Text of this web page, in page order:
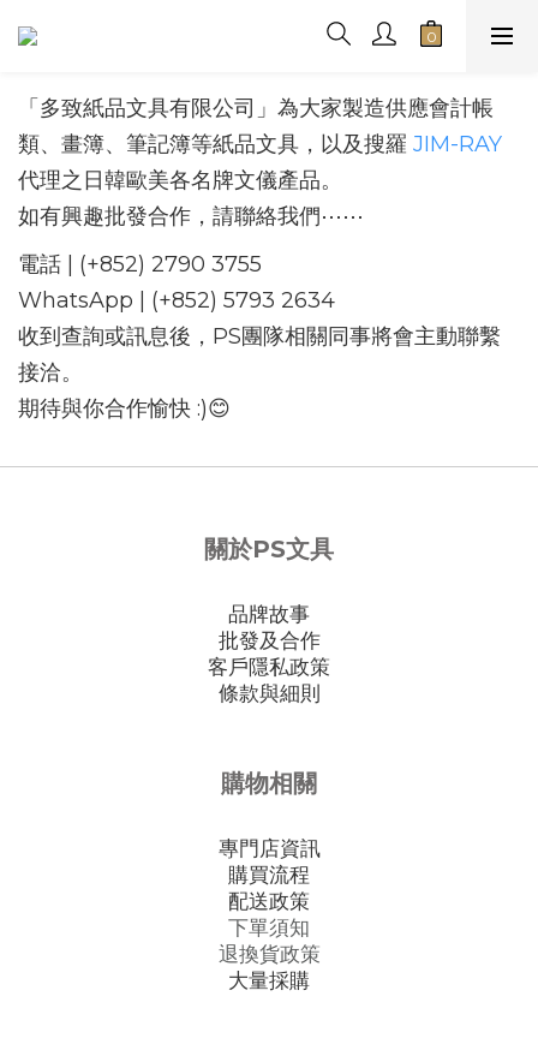
「多致紙品文具有限公司」為大家製造供應會計帳
類、畫簿、筆記簿等紙品文具，以及搜羅 JIM-RAY
代理之日韓歐美各名牌文儀產品。
如有興趣批發合作，請聯絡我們⋯⋯
電話 | (+852) 2790 3755
WhatsApp | (+852) 5793 2634
收到查詢或訊息後，PS團隊相關同事將會主動聯繫
接洽。
期待與你合作愉快 :)😊
關於PS文具
品牌故事
批發及合作
客戶隱私政策
條款與細則
購物相關
專門店資訊
購買流程
配送政策
下單須知
退換貨政策
大量採購